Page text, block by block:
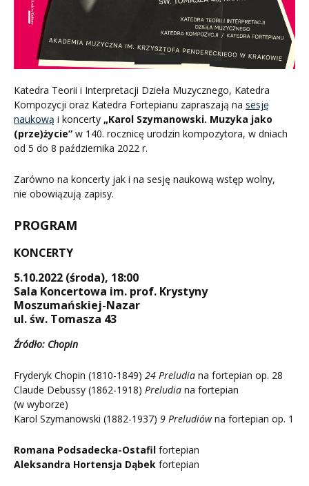
Katedra Teorii i Interpretacji Dzieła Muzycznego, Katedra
Kompozycji oraz Katedra Fortepianu zapraszają na sesję
naukową i koncerty „Karol Szymanowski. Muzyka jako
(prze)życie” w 140. rocznicę urodzin kompozytora, w dniach
od 5 do 8 października 2022 r.
Zarówno na koncerty jak i na sesję naukową wstęp wolny,
nie obowiązują zapisy.
PROGRAM
KONCERTY
5.10.2022 (środa), 18:00
Sala Koncertowa im. prof. Krystyny
Moszumańskiej-Nazar
ul. św. Tomasza 43
Źródło: Chopin
Fryderyk Chopin (1810-1849) 24 Preludia na fortepian op. 28
Claude Debussy (1862-1918) Preludia na fortepian
(w wyborze)
Karol Szymanowski (1882-1937) 9 Preludiówna fortepian op. 1
Romana Podsadecka-Ostafil fortepian
Aleksandra Hortensja Dąbek fortepian